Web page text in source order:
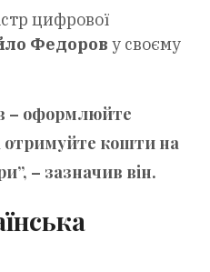
цифрової
Федоров у своєму
– оформлюйте
отримуйте кошти на
– зазначив він.